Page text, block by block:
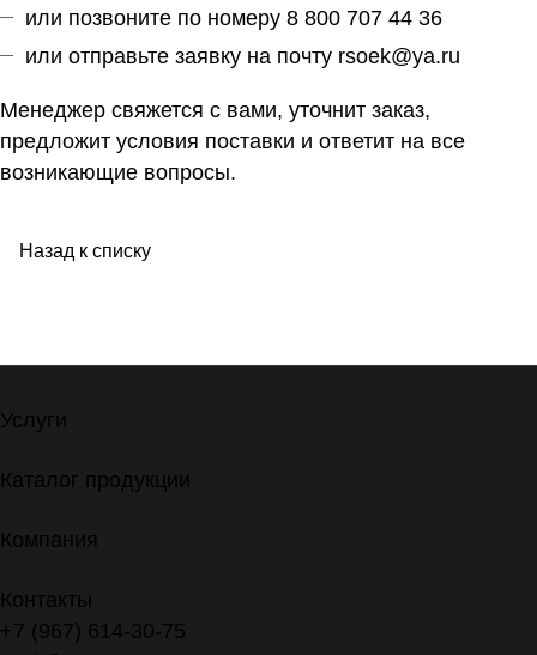
или позвоните по номеру 8 800 707 44 36
или отправьте заявку на почту rsoek@ya.ru
Менеджер свяжется с вами, уточнит заказ,
предложит условия поставки и ответит на все
возникающие вопросы.
Назад к списку
Услуги
Каталог продукции
Компания
Контакты
+7 (967) 614-30-75